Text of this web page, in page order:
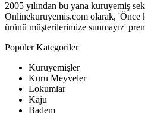
2005 yılından bu yana kuruyemiş
Onlinekuruyemis.com olarak,
ürünü müşterilerimize sunmayız'
Popüler Kategoriler
Kuruyemişler
Kuru Meyveler
Lokumlar
Kaju
Badem